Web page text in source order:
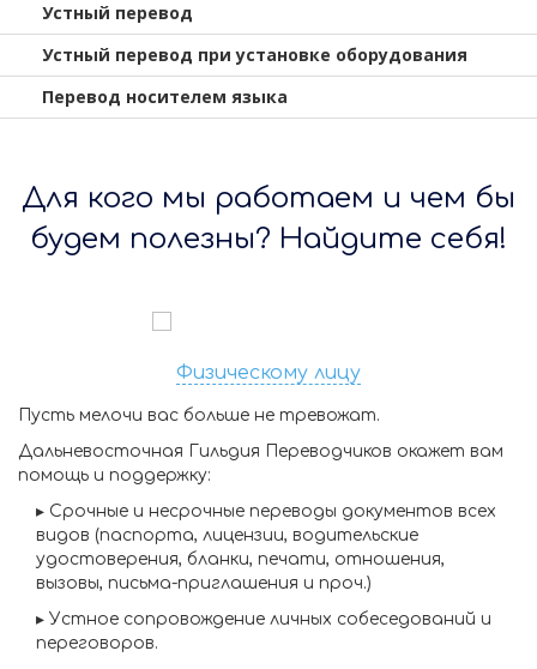
Устный перевод
Устный перевод при установке оборудования
Перевод носителем языка
Для кого мы работаем и чем бы
будем полезны? Найдите себя!
Физическому лицу
Пусть мелочи вас больше не тревожат.
Дальневосточная Гильдия Переводчиков окажет вам
помощь и поддержку:
▸ Срочные и несрочные переводы документов всех
видов (паспорта, лицензии, водительские
удостоверения, бланки, печати, отношения,
вызовы, письма-приглашения и проч.)
▸ Устное сопровождение личных собеседований и
переговоров.